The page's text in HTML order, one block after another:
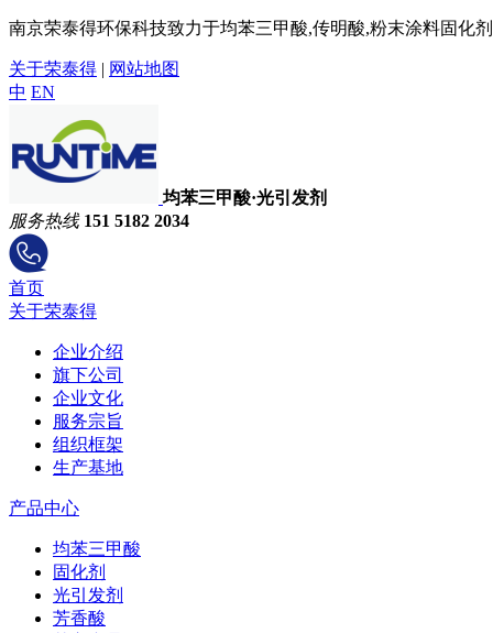
南京荣泰得环保科技致力于均苯三甲酸,传明酸,粉末涂料固化
关于荣泰得 | 网站地图
中 EN
均苯三甲酸·光引发剂
服务热线 151 5182 2034
首页
关于荣泰得
企业介绍
旗下公司
企业文化
服务宗旨
组织框架
生产基地
产品中心
均苯三甲酸
固化剂
光引发剂
芳香酸